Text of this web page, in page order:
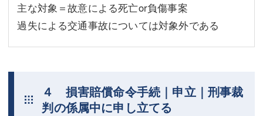
主な対象＝故意による死亡or負傷事案
過失による交通事故については対象外である
４ 損害賠償命令手続｜申立｜刑事裁
判の係属中に申し立てる